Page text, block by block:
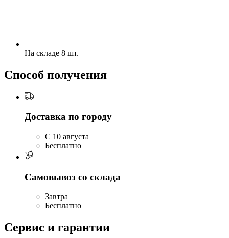
На складе 8 шт.
Способ получения
Доставка по городу
C 10 августа
Бесплатно
Самовывоз со склада
Завтра
Бесплатно
Сервис и гарантии